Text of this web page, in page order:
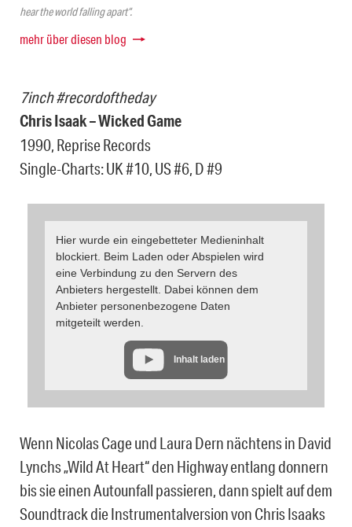
hear the world falling apart“.
mehr über diesen blog
7inch #recordoftheday
Chris Isaak – Wicked Game
1990, Reprise Records
Single-Charts: UK #10, US #6, D #9
Hier wurde ein eingebetteter Medieninhalt
blockiert. Beim Laden oder Abspielen wird
eine Verbindung zu den Servern des
Anbieters hergestellt. Dabei können dem
Anbieter personenbezogene Daten
mitgeteilt werden.
Inhalt laden
Wenn Nicolas Cage und Laura Dern nächtens in David
Lynchs „Wild At Heart“ den Highway entlang donnern
bis sie einen Autounfall passieren, dann spielt auf dem
Soundtrack die Instrumentalversion von Chris Isaaks